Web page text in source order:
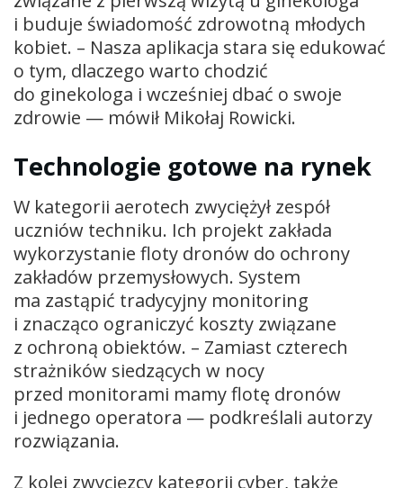
i buduje świadomość zdrowotną młodych
kobiet. – Nasza aplikacja stara się edukować
o tym, dlaczego warto chodzić
do ginekologa i wcześniej dbać o swoje
zdrowie — mówił Mikołaj Rowicki.
Technologie gotowe na rynek
W kategorii aerotech zwyciężył zespół
uczniów techniku. Ich projekt zakłada
wykorzystanie floty dronów do ochrony
zakładów przemysłowych. System
ma zastąpić tradycyjny monitoring
i znacząco ograniczyć koszty związane
z ochroną obiektów. – Zamiast czterech
strażników siedzących w nocy
przed monitorami mamy flotę dronów
i jednego operatora — podkreślali autorzy
rozwiązania.
Z kolei zwycięzcy kategorii cyber, także